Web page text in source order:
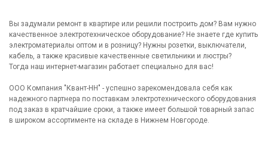
Вы задумали ремонт в квартире или решили построить дом? Вам нужно
качественное электротехническое оборудование? Не знаете где купить
электроматериалы оптом и в розницу? Нужны розетки, выключатели,
кабель, а также красивые качественные светильники и люстры?
Тогда наш интернет-магазин работает специально для вас!
ООО Компания "Квант-НН" - успешно зарекомендовала себя как
надежного партнера по поставкам электротехнического оборудования
под заказ в кратчайшие сроки, а также имеет большой товарный запас
в широком ассортименте на складе в Нижнем Новгороде.